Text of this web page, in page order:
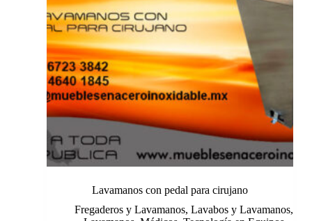
Lavamanos con pedal para cirujano
Fregaderos y Lavamanos, Lavabos y Lavamanos,